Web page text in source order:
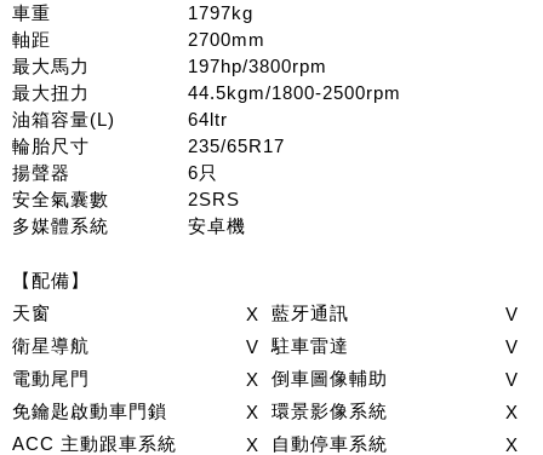
車重
1797kg
軸距
2700mm
最大馬力
197hp/3800rpm
最大扭力
44.5kgm/1800-2500rpm
油箱容量(L)
64ltr
輪胎尺寸
235/65R17
揚聲器
6只
安全氣囊數
2SRS
多媒體系統
安卓機
【配備】
天窗
X 藍牙通訊
V
衛星導航
V 駐車雷達
V
電動尾門
X 倒車圖像輔助
V
免鑰匙啟動車門鎖
X 環景影像系統
X
ACC 主動跟車系統
X 自動停車系統
X